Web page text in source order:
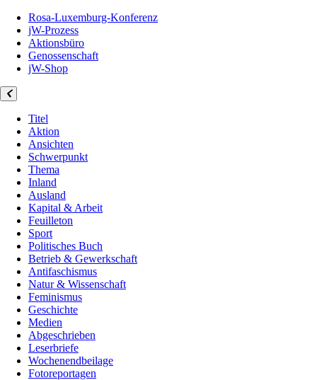
Rosa-Luxemburg-Konferenz
jW-Prozess
Aktionsbüro
Genossenschaft
jW-Shop
Titel
Aktion
Ansichten
Schwerpunkt
Thema
Inland
Ausland
Kapital & Arbeit
Feuilleton
Sport
Politisches Buch
Betrieb & Gewerkschaft
Antifaschismus
Natur & Wissenschaft
Feminismus
Geschichte
Medien
Abgeschrieben
Leserbriefe
Wochenendbeilage
Fotoreportagen